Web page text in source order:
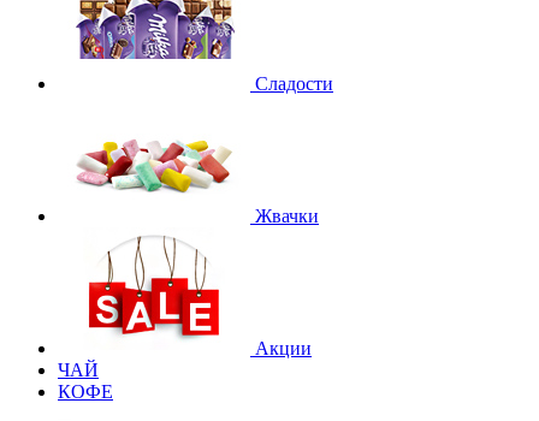
Сладости
Жвачки
Акции
ЧАЙ
КОФЕ